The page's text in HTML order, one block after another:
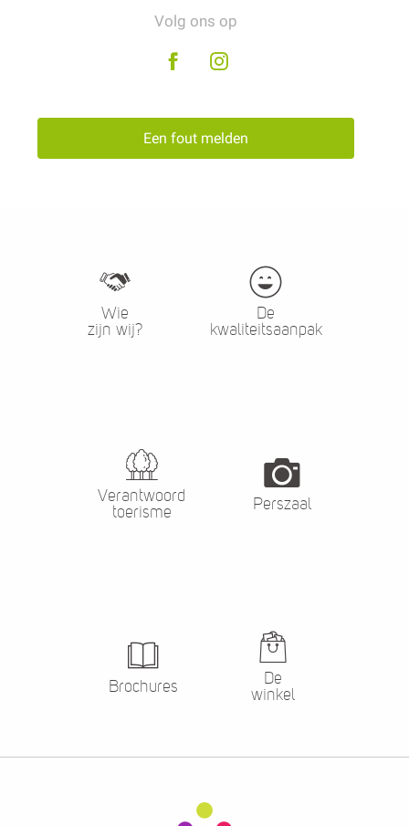
Volg ons op
Een fout melden
Wie
zijn wij?
De
kwaliteitsaanpak
Verantwoord
toerisme
Perszaal
Brochures
De
winkel